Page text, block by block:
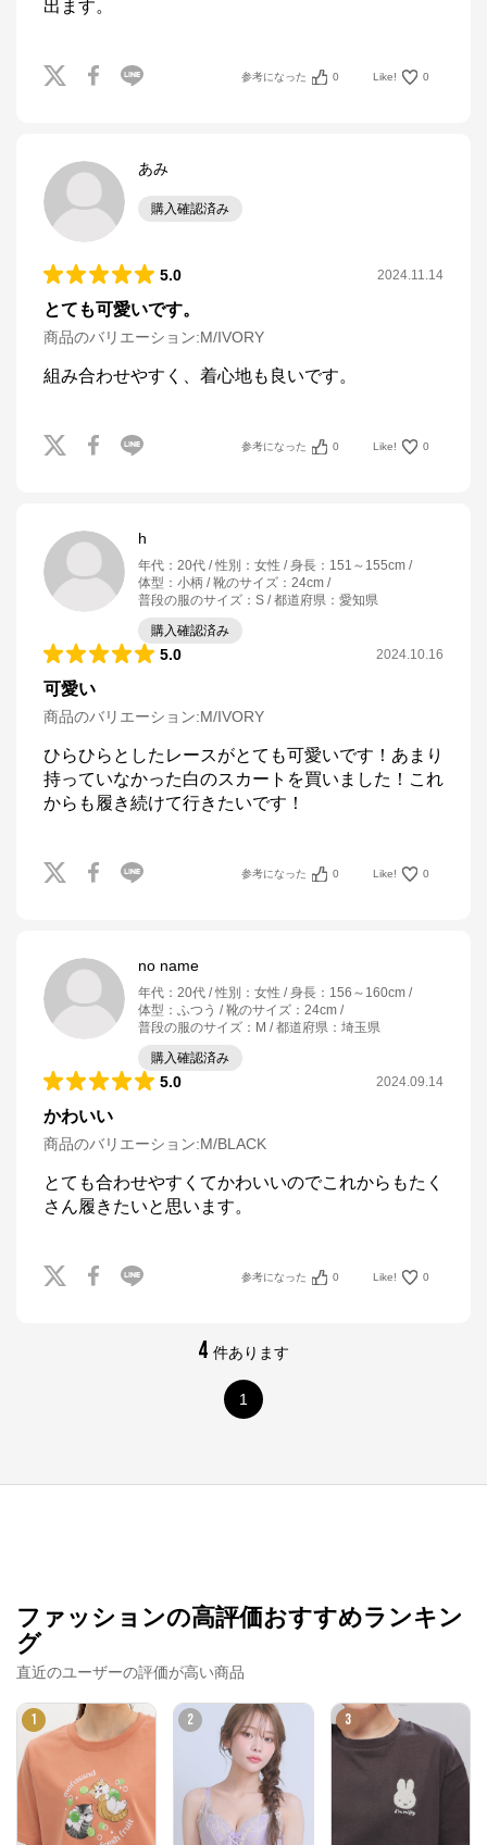
出ます。
参考になった 0 Like! 0
あみ
購入確認済み
5.0 2024.11.14
とても可愛いです。
商品のバリエーション:M/IVORY
組み合わせやすく、着心地も良いです。
参考になった 0 Like! 0
h
年代 ： 20代 性別 ： 女性 身長 ： 151～155cm
体型 ： 小柄 靴のサイズ ： 24cm
普段の服のサイズ ： S 都道府県 ： 愛知県
購入確認済み
5.0 2024.10.16
可愛い
商品のバリエーション:M/IVORY
ひらひらとしたレースがとても可愛いです！あまり
持っていなかった白のスカートを買いました！これ
からも履き続けて行きたいです！
参考になった 0 Like! 0
no name
年代 ： 20代 性別 ： 女性 身長 ： 156～160cm
体型 ： ふつう 靴のサイズ ： 24cm
普段の服のサイズ ： M 都道府県 ： 埼玉県
購入確認済み
5.0 2024.09.14
かわいい
商品のバリエーション:M/BLACK
とても合わせやすくてかわいいのでこれからもたく
さん履きたいと思います。
参考になった 0 Like! 0
4 件あります
1
ファッションの高評価おすすめランキン
グ
直近のユーザーの評価が高い商品
1 2 3